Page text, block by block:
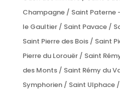
Champagne / Saint Paterne
le Gaultier / Saint Pavace /
Saint Pierre des Bois / Saint
Pierre du Lorouër / Saint
des Monts / Saint Rémy du
Symphorien / Saint Ulphace